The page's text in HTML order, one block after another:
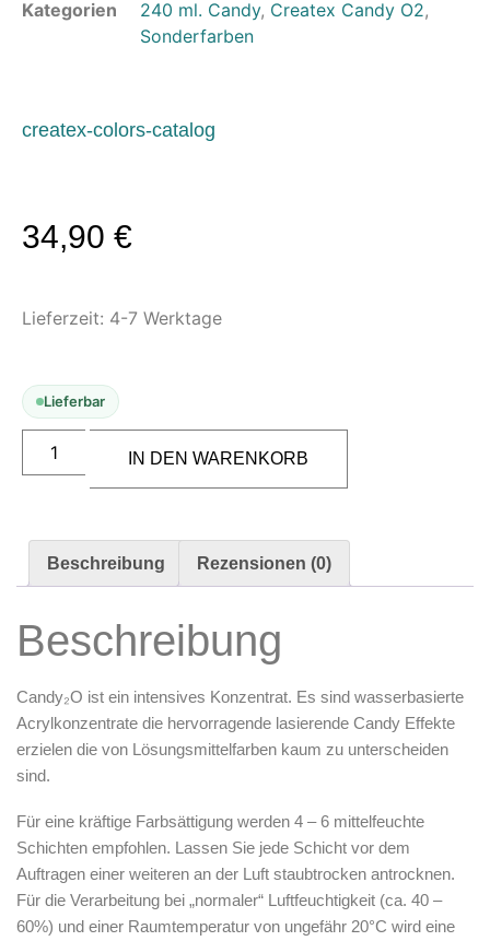
Modellbau-Zubehör
Untergründe & Papier
Maskierung & Schablonen
Schablonen & Templates
Oberflächenreiniger
Luftreinigung & Filter
Arbeitsplatz & Zubehör
Leerbehälter & Mischzubehör
Gutscheine
X
Kategorien
240 ml. Candy, Createx Candy O2,
Sonderfarben
createx-colors-catalog
34,90 €
Lieferzeit: 4-7 Werktage
Lieferbar
IN DEN WARENKORB
Beschreibung Rezensionen (0)
Beschreibung
Candy₂O ist ein intensives Konzentrat. Es sind wasserbasierte
Acrylkonzentrate die hervorragende lasierende Candy Effekte
erzielen die von Lösungsmittelfarben kaum zu unterscheiden
sind.
Für eine kräftige Farbsättigung werden 4 – 6 mittelfeuchte
Schichten empfohlen. Lassen Sie jede Schicht vor dem
Auftragen einer weiteren an der Luft staubtrocken antrocknen.
Für die Verarbeitung bei „normaler“ Luftfeuchtigkeit (ca. 40 –
60%) und einer Raumtemperatur von ungefähr 20°C wird eine